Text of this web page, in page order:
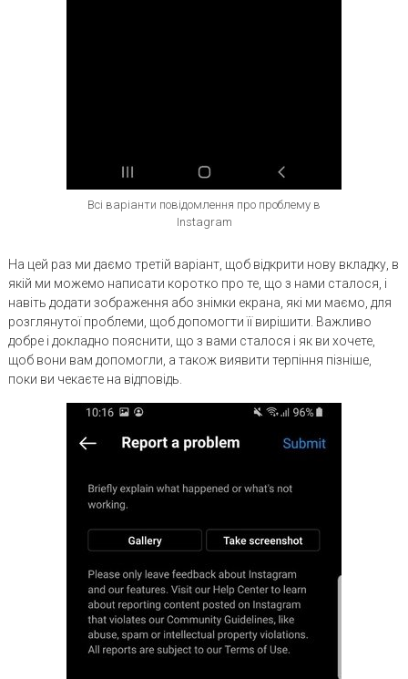
Всі варіанти повідомлення про проблему в
Instagram
На цей раз ми даємо третій варіант, щоб відкрити нову вкладку, в
якій ми можемо написати коротко про те, що з нами сталося, і
навіть додати зображення або знімки екрана, які ми маємо, для
розглянутої проблеми, щоб допомогти її вирішити. Важливо
добре і докладно пояснити, що з вами сталося і як ви хочете,
щоб вони вам допомогли, а також виявити терпіння пізніше,
поки ви чекаєте на відповідь.